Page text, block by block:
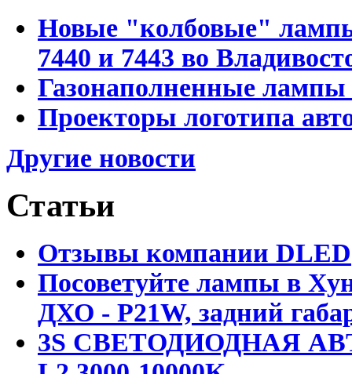
Новые "колбовые"
7440 и 7443 во
Газонаполненные лампы
Проекторы логотипа
Другие новости
Статьи
Отзывы компании DLED
Посоветуйте лампы в
ДХО - P21W, задний
3S СВЕТОДИОДНАЯ